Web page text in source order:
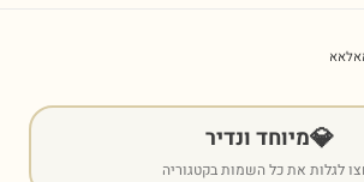
💎מיוחד ונדיר
לגלות את כל השמות בקטגוריה